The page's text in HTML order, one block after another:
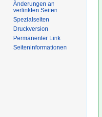
Änderungen an
verlinkten Seiten
Spezialseiten
Druckversion
Permanenter Link
Seiten­­informationen